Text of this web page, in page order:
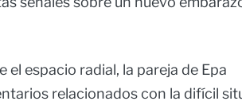
espacio radial, la pareja de Epa
relacionados con la difícil